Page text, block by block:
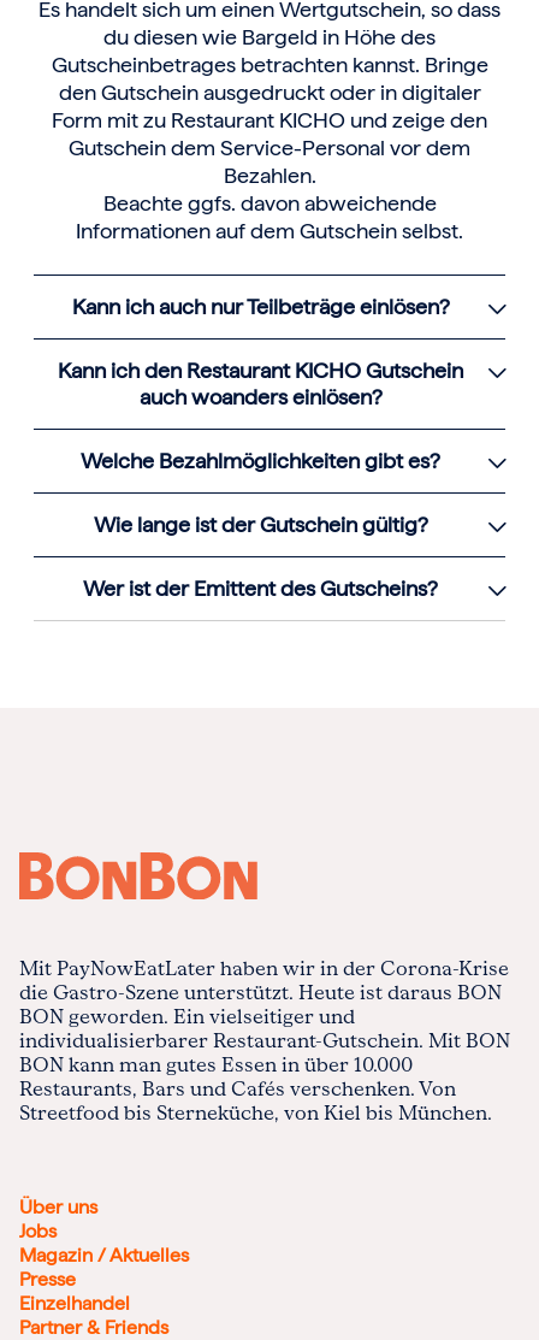
Es handelt sich um einen Wertgutschein, so dass
du diesen wie Bargeld in Höhe des
Gutscheinbetrages betrachten kannst. Bringe
den Gutschein ausgedruckt oder in digitaler
Form mit zu Restaurant KICHO und zeige den
Gutschein dem Service-Personal vor dem
Bezahlen.
Beachte ggfs. davon abweichende
Informationen auf dem Gutschein selbst.
Kann ich auch nur Teilbeträge einlösen?
Kann ich den Restaurant KICHO Gutschein
auch woanders einlösen?
Welche Bezahlmöglichkeiten gibt es?
Wie lange ist der Gutschein gültig?
Wer ist der Emittent des Gutscheins?
Mit PayNowEatLater haben wir in der Corona-Krise
die Gastro-Szene unterstützt. Heute ist daraus BON
BON geworden. Ein vielseitiger und
individualisierbarer Restaurant-Gutschein. Mit BON
BON kann man gutes Essen in über 10.000
Restaurants, Bars und Cafés verschenken. Von
Streetfood bis Sterneküche, von Kiel bis München.
Über uns
Jobs
Magazin / Aktuelles
Presse
Einzelhandel
Partner & Friends